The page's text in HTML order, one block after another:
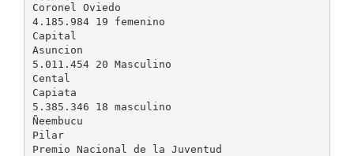
Coronel Oviedo
4.185.984 19 femenino
Capital
Asuncion
5.011.454 20 Masculino
Cental
Capiata
5.385.346 18 masculino
Ñeembucu
Pilar
Premio Nacional de la Juventud